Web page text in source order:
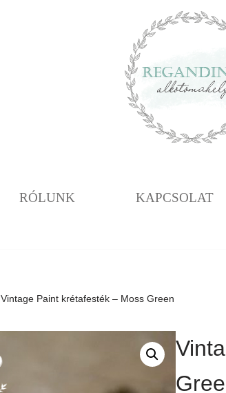
RÓLUNK KAPCSOLAT
Vintage Paint krétafesték – Moss Green